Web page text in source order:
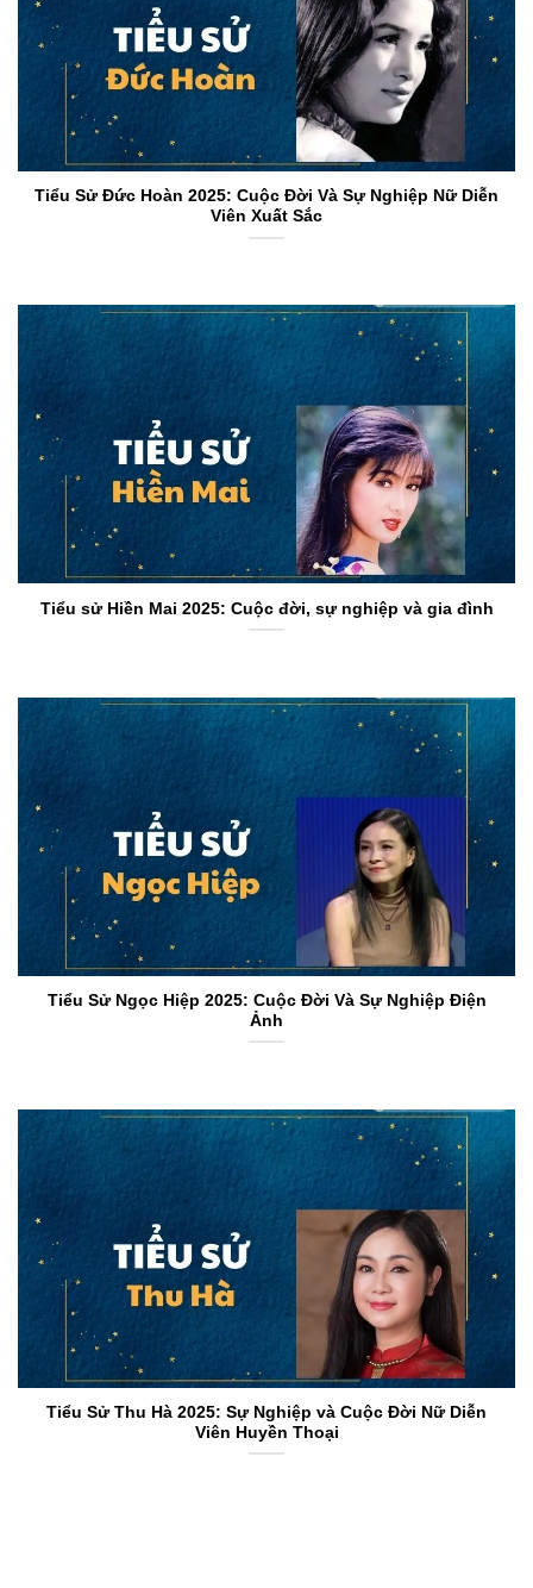
Tiểu Sử Đức Hoàn 2025: Cuộc Đời Và Sự Nghiệp Nữ Diễn
Viên Xuất Sắc
Tiểu sử Hiền Mai 2025: Cuộc đời, sự nghiệp và gia đình
Tiểu Sử Ngọc Hiệp 2025: Cuộc Đời Và Sự Nghiệp Điện
Ảnh
Tiểu Sử Thu Hà 2025: Sự Nghiệp và Cuộc Đời Nữ Diễn
Viên Huyền Thoại